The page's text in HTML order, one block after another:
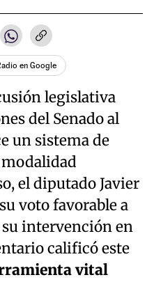
en Google
legislativa
del Senado al
un sistema de
el diputado Javier
voto favorable a
intervención en
calificó este
vital